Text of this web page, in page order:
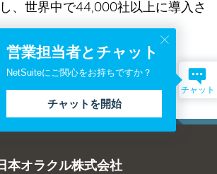
、世界中で44,000社以上に導入さ
NetSuiteを選ぶ理由
本オラクル株式会社
チャット
営業担当者とチャット
NetSuiteにご関心をお持ちですか？
チャットを開始